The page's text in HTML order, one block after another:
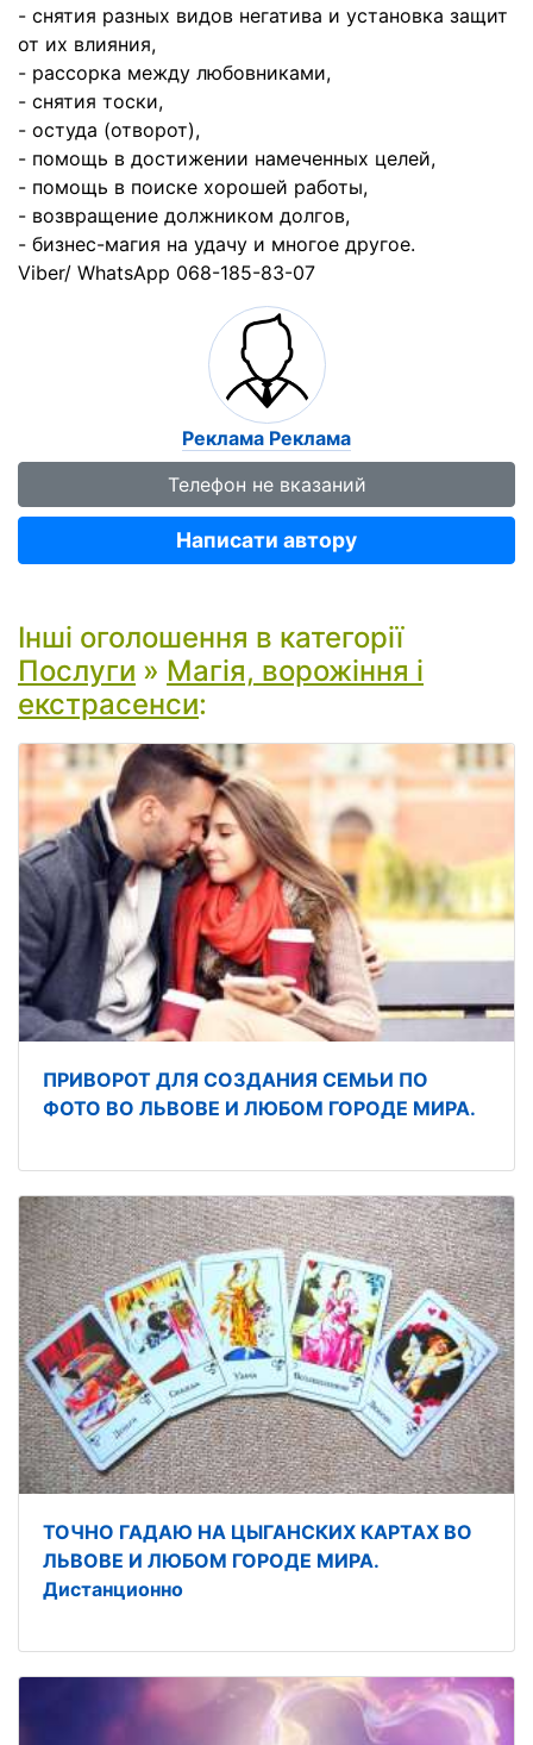
- снятия разных видов негатива и установка защит
от их влияния,
- рассорка между любовниками,
- снятия тоски,
- остуда (отворот),
- помощь в достижении намеченных целей,
- помощь в поиске хорошей работы,
- возвращение должником долгов,
- бизнес-магия на удачу и многое другое.
Viber/ WhatsApp 068-185-83-07
Реклама Реклама
Телефон не вказаний
Написати автору
Інші оголошення в категорії
Послуги » Магія, ворожіння і
екстрасенси:
ПРИВОРОТ ДЛЯ СОЗДАНИЯ СЕМЬИ ПО
ФОТО ВО ЛЬВОВЕ И ЛЮБОМ ГОРОДЕ МИРА.
ТОЧНО ГАДАЮ НА ЦЫГАНСКИХ КАРТАХ ВО
ЛЬВОВЕ И ЛЮБОМ ГОРОДЕ МИРА.
Дистанционно